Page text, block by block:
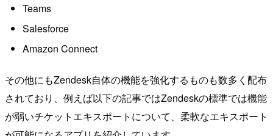
Teams
Salesforce
Amazon Connect
その他にもZendesk自体の機能を強化するものも数多く配布
されており、例えば以下の記事ではZendeskの標準では機能
が弱いチケットエキスポートについて、柔軟なエキスポート